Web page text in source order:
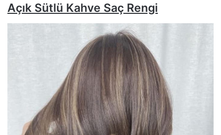
Açık Sütlü Kahve Saç Rengi